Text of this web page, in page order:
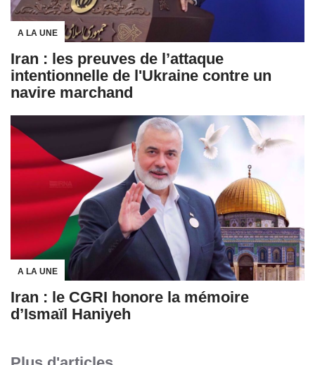
A LA UNE
Iran : les preuves de l’attaque
intentionnelle de l'Ukraine contre un
navire marchand
A LA UNE
Iran : le CGRI honore la mémoire
d’Ismaïl Haniyeh